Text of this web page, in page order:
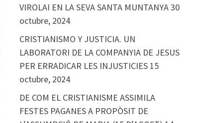
VIROLAI EN LA SEVA SANTA MUNTANYA30
octubre, 2024
CRISTIANISMO Y JUSTICIA. UN
LABORATORI DE LA COMPANYIA DE JESUS
PER ERRADICAR LES INJUSTICIES 15
octubre, 2024
DE COM EL CRISTIANISME ASSIMILA
FESTES PAGANES A PROPÒSIT DE